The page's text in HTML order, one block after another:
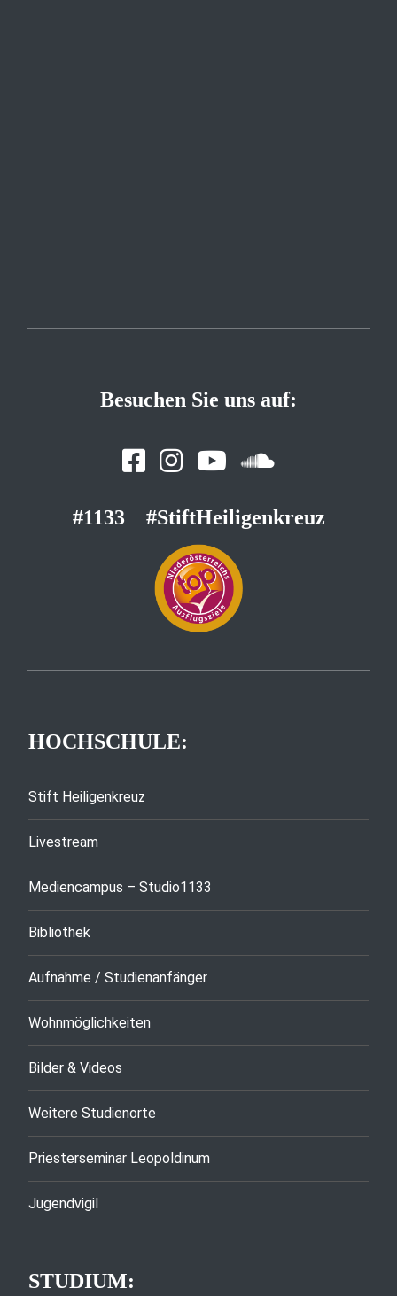
Besuchen Sie uns auf:
#1133 #StiftHeiligenkreuz
HOCHSCHULE:
Stift Heiligenkreuz
Livestream
Mediencampus – Studio1133
Bibliothek
Aufnahme / Studienanfänger
Wohnmöglichkeiten
Bilder & Videos
Weitere Studienorte
Priesterseminar Leopoldinum
Jugendvigil
STUDIUM: